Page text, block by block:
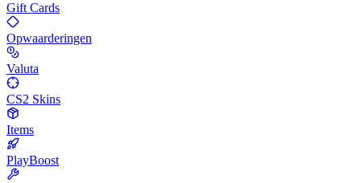
Gift Cards
Opwaarderingen
Valuta
CS2 Skins
Items
PlayBoost